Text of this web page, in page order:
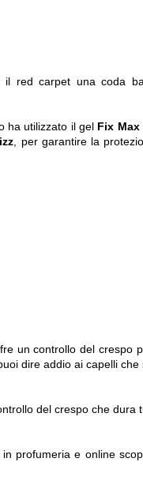
red carpet una coda
ha utilizzato il gel Fix Max
, per garantire la
un controllo del crespo
dire addio ai capelli che
del crespo che dura
profumeria e online